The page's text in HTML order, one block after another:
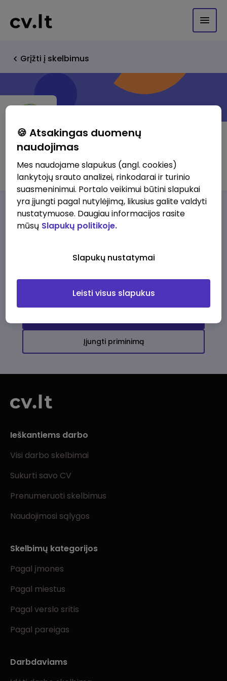
Grįžti į skelbimus
VšĮ Demokratinė mokykla
Darbo pasiūlymaiApie musPrivalumai
darbo pasiūlymų
Įjungti priminimą
Ieškantiems darbo
Visi darbo skelbimai
Sukurti savo CV
Prenumeruoti skelbimus
Naudojimosi sąlygos
Skelbimų kategorijos
Pagal įmones
Pagal miestus
Pagal verslo sritis
Pagal pareigas
Darbdaviams
🍪 Atsakingas duomenų
naudojimas
Mes naudojame slapukus (angl. cookies)
lankytojų srauto analizei, rinkodarai ir turinio
suasmeninimui. Portalo veikimui būtini slapukai
yra įjungti pagal nutylėjimą, likusius galite valdyti
nustatymuose. Daugiau informacijos rasite
mūsų Slapukų politikoje.
Slapukų nustatymai
Leisti visus slapukus